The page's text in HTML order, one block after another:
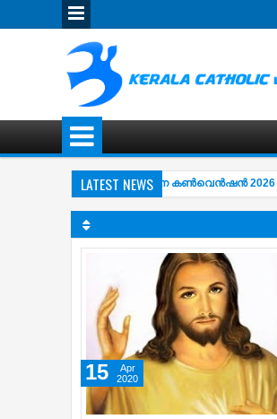
LATEST NEWS
അഭിഷേകാഗ്നി ഏകദിന കൺവെൻഷൻ 2026
15
Apr
2020